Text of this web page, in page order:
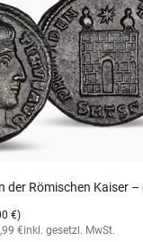
der Römischen Kaiser
€)
€inkl. gesetzl. MwSt.